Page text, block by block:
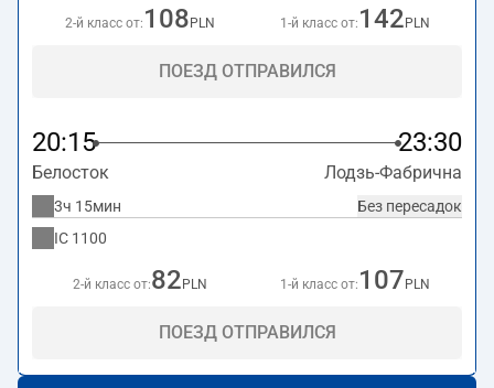
2-й класс от: 108 PLN 1-й класс от: 142 PLN
ПОЕЗД ОТПРАВИЛСЯ
20:15 23:30
Белосток Лодзь-Фабрична
Без пересадок
3ч 15мин
IC 1100
2-й класс от:82 PLN 1-й класс от: 107 PLN
ПОЕЗД ОТПРАВИЛСЯ